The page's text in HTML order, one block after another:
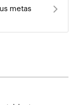
metas